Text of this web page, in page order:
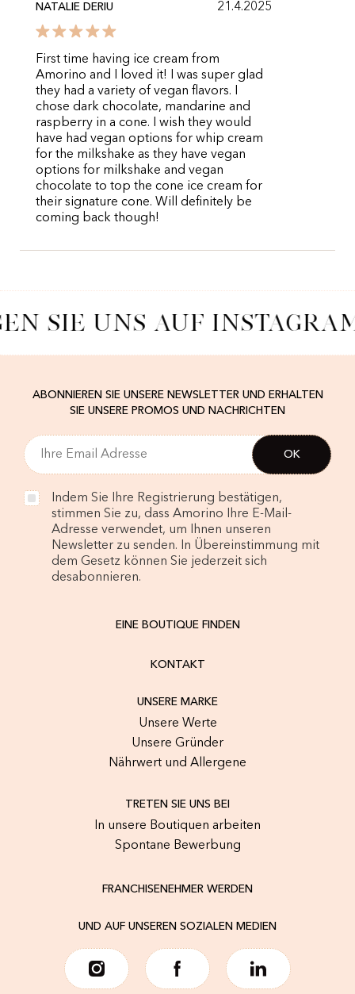
NATALIE DERIU 21.4.2025
First time having ice cream from
Amorino and I loved it! I was super glad
they had a variety of vegan flavors. I
chose dark chocolate, mandarine and
raspberry in a cone. I wish they would
have had vegan options for whip cream
for the milkshake as they have vegan
options for milkshake and vegan
chocolate to top the cone ice cream for
their signature cone. Will definitely be
coming back though!
SIE UNS AUF
ABONNIEREN SIE UNSERE NEWSLETTER UND ERHALTEN
SIE UNSERE PROMOS UND NACHRICHTEN
Indem Sie Ihre Registrierung bestätigen,
stimmen Sie zu, dass Amorino Ihre E-Mail-
Adresse verwendet, um Ihnen unseren
Newsletter zu senden. In Übereinstimmung mit
dem Gesetz können Sie jederzeit sich
desabonnieren.
EINE BOUTIQUE FINDEN
KONTAKT
UNSERE MARKE
Unsere Werte
Unsere Gründer
Nährwert und Allergene
TRETEN SIE UNS BEI
In unsere Boutiquen arbeiten
Spontane Bewerbung
FRANCHISENEHMER WERDEN
UND AUF UNSEREN SOZIALEN MEDIEN